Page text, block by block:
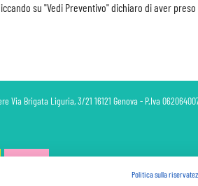
su "Vedi Preventivo" dichiaro di aver
Brigata Liguria, 3/21 16121 Genova - P.Iva
Politica sulla